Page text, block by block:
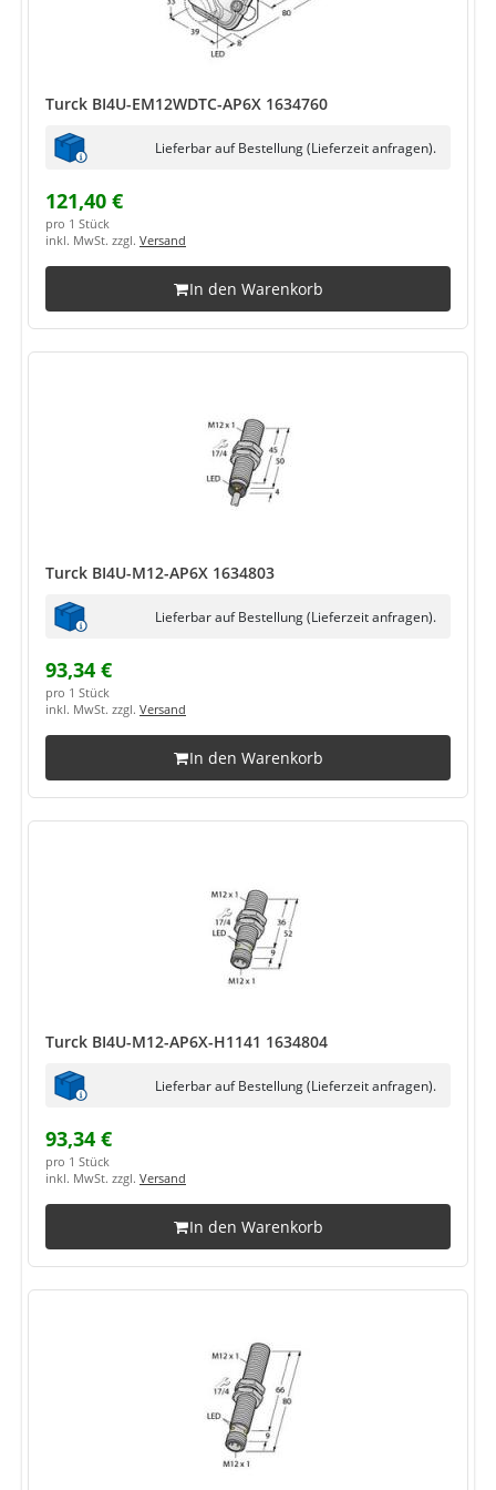
Turck BI4U-EM12WDTC-AP6X 1634760
Lieferbar auf Bestellung (Lieferzeit anfragen).
121,40 €
pro 1 Stück
inkl. MwSt. zzgl. Versand
In den Warenkorb
Turck BI4U-M12-AP6X 1634803
Lieferbar auf Bestellung (Lieferzeit anfragen).
93,34 €
pro 1 Stück
inkl. MwSt. zzgl. Versand
In den Warenkorb
Turck BI4U-M12-AP6X-H1141 1634804
Lieferbar auf Bestellung (Lieferzeit anfragen).
93,34 €
pro 1 Stück
inkl. MwSt. zzgl. Versand
In den Warenkorb